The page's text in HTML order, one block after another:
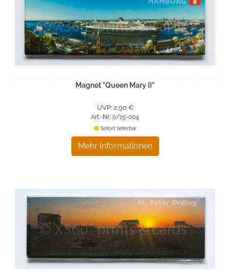
Magnet "Queen Mary II"
UVP: 2,90 €
Art.-Nr.: 0/15-004
Mehr Informationen
Sofort lieferbar